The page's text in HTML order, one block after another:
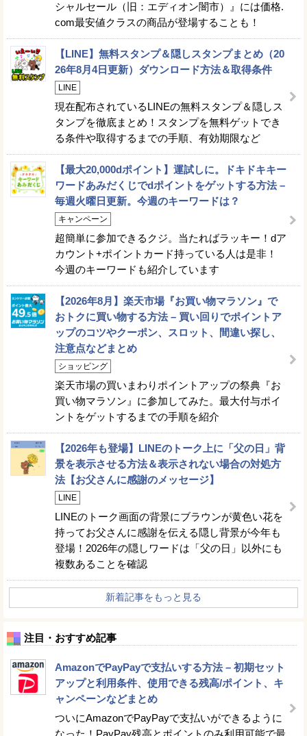
シャルセール（旧：エディオン闇市）』には価格.
com最安値クラスの商品が登場することも！
【LINE】無料スタンプ＆隠しスタンプまとめ（20
26年8月4日更新）ダウンロード方法＆取得条件
LINE
現在配布されているLINEの無料スタンプ＆隠しス
タンプを徹底まとめ！スタンプを無料ゲットでき
る条件や取得するまでの手順、有効期限など
【最大20,000dポイント】運試しに。ドキドキキー
ワードあみだくじでdポイントをゲットする方法 –
毎週火曜日更新。今週のキーワードは？
キャンペーン
超簡単に参加できるクジ。当たればラッキー！dア
カウント+ポイントカード持っている人は是非！
今週のキーワードも紹介しています
【2026年8月】楽天市場『お買い物マラソン』で
おトクに買い物する方法 – 買い回りでポイントア
ップのコツやクーポン、スロット、間違い探し、
注意点などまとめ
ショッピング
楽天市場の買いまわりポイントアップの祭典『お
買い物マラソン』に参加してみた。最大付与ポイ
ントをゲットするまでの手順を紹介
【2026年も登場】LINEのトーク上に「父の日」背
景を表示させる方法＆表示されない場合の対処方
法【お父さんに感謝のメッセージ】
LINE
LINEのトーク画面の背景にブラウンが黄色い花を
持ってお父さんに感謝を伝える隠し背景が今年も
登場！2026年の隠しワードは「父の日」以外にも
複数あることを確認
新着記事をもっと見る
注目・おすすめ記事
AmazonでPayPayで支払いする方法 – 初期セット
アップと利用条件、使用できる残高/ポイント、キ
ャンペーンなどまとめ
ついにAmazonでPayPayで支払いができるように
なった！PayPay残高とポイントのみ利用可能で最